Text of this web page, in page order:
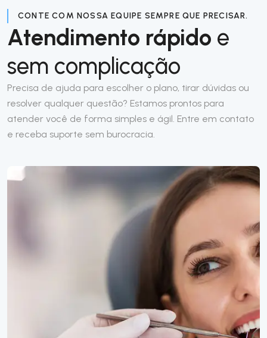
CONTE COM NOSSA EQUIPE SEMPRE QUE PRECISAR.
Atendimento rápido e
sem complicação
Precisa de ajuda para escolher o plano, tirar dúvidas ou
resolver qualquer questão? Estamos prontos para
atender você de forma simples e ágil. Entre em contato
e receba suporte sem burocracia.